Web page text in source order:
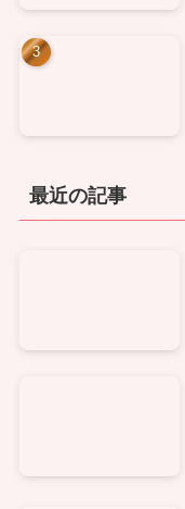
最近の記事